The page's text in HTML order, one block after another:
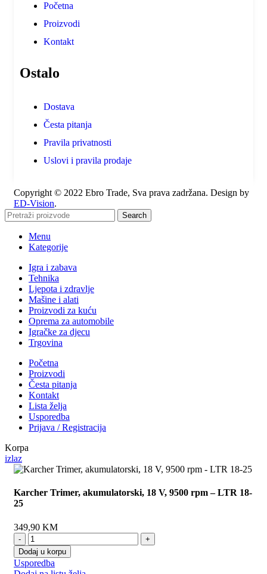
Početna
Proizvodi
Kontakt
Ostalo
Dostava
Česta pitanja
Pravila privatnosti
Uslovi i pravila prodaje
Copyright © 2022 Ebro Trade, Sva prava zadržana. Design by
ED-Vision.
Search
Menu
Kategorije
Igra i zabava
Tehnika
Ljepota i zdravlje
Mašine i alati
Proizvodi za kuću
Oprema za automobile
Igračke za djecu
Trgovina
Početna
Proizvodi
Česta pitanja
Kontakt
Lista želja
Usporedba
Prijava / Registracija
Korpa
izlaz
Karcher Trimer, akumulatorski, 18 V, 9500 rpm – LTR 18-
25
349,90 KM
Dodaj u korpu
Usporedba